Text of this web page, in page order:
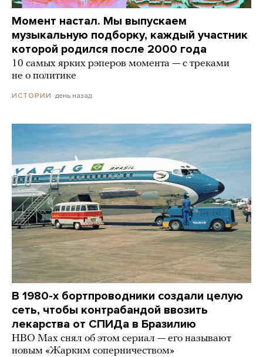
Момент настал. Мы выпускаем
музыкальную подборку, каждый участник
которой родился после 2000 года
10 самых ярких рэперов момента — с треками
не о политике
ИСТОРИИ день назад
В 1980-х бортпроводники создали целую
сеть, чтобы контрабандой ввозить
лекарства от СПИДа в Бразилию
HBO Max снял об этом сериал — его называют
новым «Жарким соперничеством»